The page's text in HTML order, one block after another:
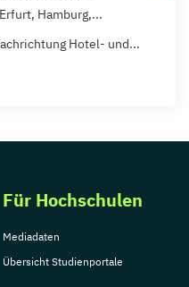
Hamburg,...
Hotel- und...
Für Hochschulen
Mediadaten
Übersicht Studienportale